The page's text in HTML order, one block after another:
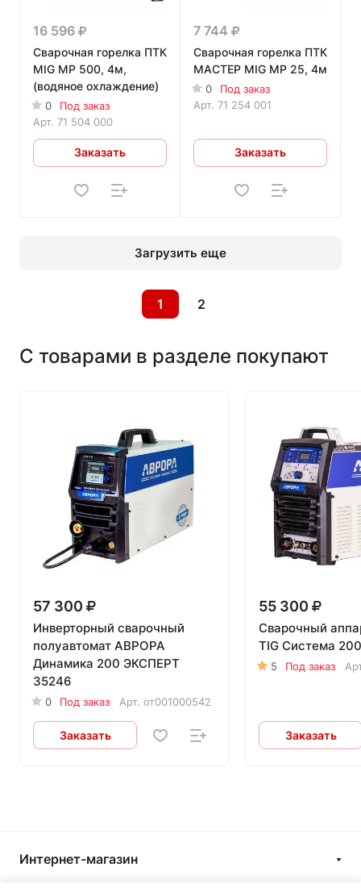
16 596
Сварочная горелка ПТК
MIG MP 500, 4м,
(водяное охлаждение)
0
Под заказ
Арт. 71 504 000
Заказать
7 744
Сварочная горелка ПТК
МАСТЕР MIG MP 25, 4м
0
Под заказ
Арт. 71 254 001
Заказать
Загрузить еще
1 2
С товарами в разделе покупают
57 300
Инверторный сварочный
полуавтомат АВРОРА
Динамика 200 ЭКСПЕРТ
35246
0 Под заказ Арт. от001000542
Заказать
55 300
Сварочный
TIG Система
5 Под заказ
Заказать
Интернет-магазин